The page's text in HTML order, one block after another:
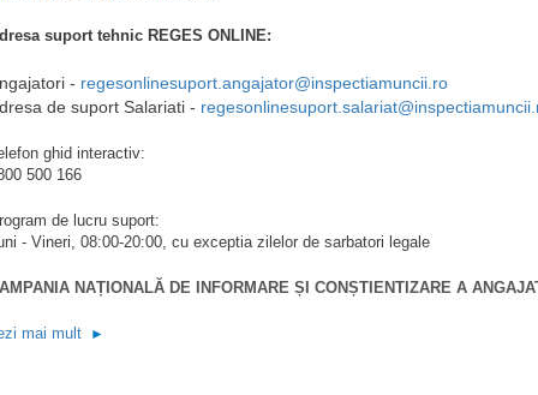
suport tehnic REGES ONLINE:
- regesonlinesuport.angajator@inspectiamuncii.ro
de suport Salariati -
ghid interactiv:
500 166
de lucru suport:
- Vineri, 08:00-20:00, cu exceptia zilelor de sarbatori legale
NAȚIONALĂ DE INFORMARE ȘI CONȘTIENTIZARE A
mai mult ►